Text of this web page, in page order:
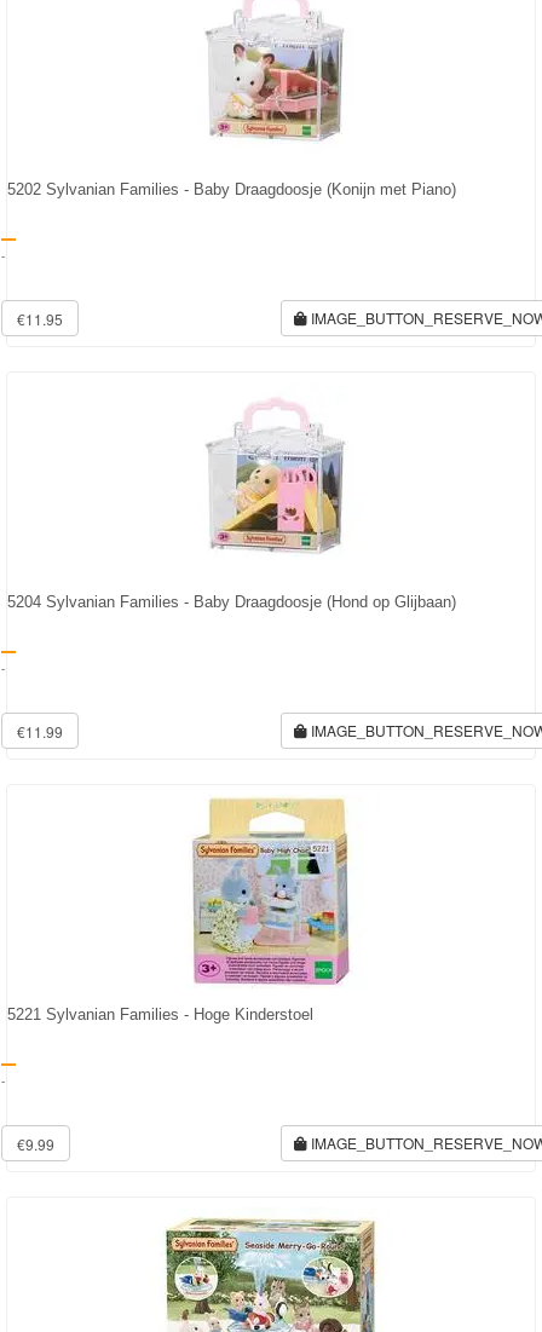
5202 Sylvanian Families - Baby Draagdoosje (Konijn met Piano)
-
€11.95
5204 Sylvanian Families - Baby Draagdoosje (Hond op Glijbaan)
-
€11.99
5221 Sylvanian Families - Hoge Kinderstoel
-
€9.99